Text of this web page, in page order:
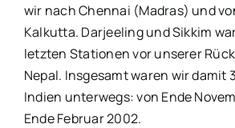
wir nach Chennai (Madras) und
Kalkutta. Darjeeling und Sikkim
letzten Stationen vor unserer
Nepal. Insgesamt waren wir damit
Indien unterwegs: von Ende
Ende Februar 2002.